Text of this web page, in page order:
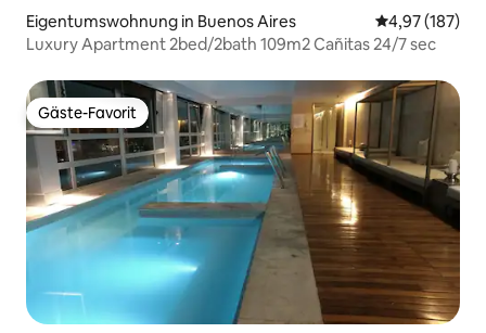
Eigentumswohnung in Buenos Aires
4,97 (187)
Luxury Apartment 2bed/2bath 109m2 Cañitas 24/7 sec
Gäste-Favorit
Gäste-Favorit